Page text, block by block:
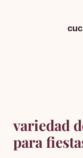
variedad
para